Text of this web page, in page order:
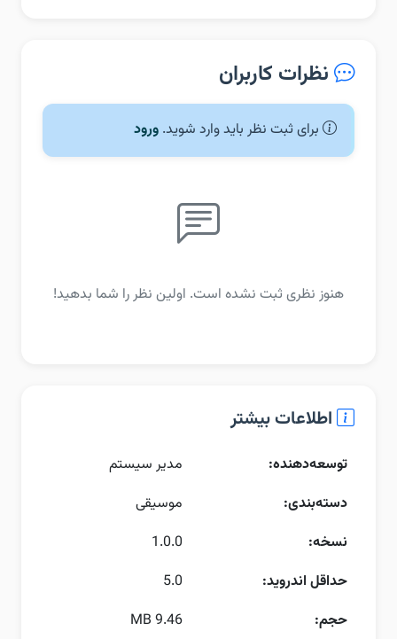
نظرات کاربران
برای ثبت نظر باید وارد شوید. ورود
هنوز نظری ثبت نشده است. اولین نظر را شما بدهید!
اطلاعات بیشتر
توسعه‌دهنده:
مدیر سیستم
دسته‌بندی:
موسیقی
نسخه:
1.0.0
حداقل اندروید:
5.0
حجم:
9.46 MB